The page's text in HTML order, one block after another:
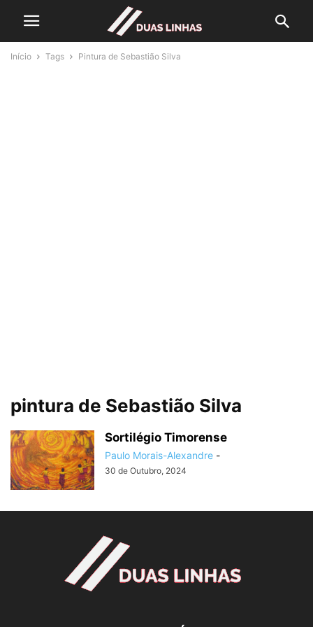
Início Tags Pintura de Sebastião Silva
pintura de Sebastião Silva
Sortilégio Timorense
Paulo Morais-Alexandre -
30 de Outubro, 2024